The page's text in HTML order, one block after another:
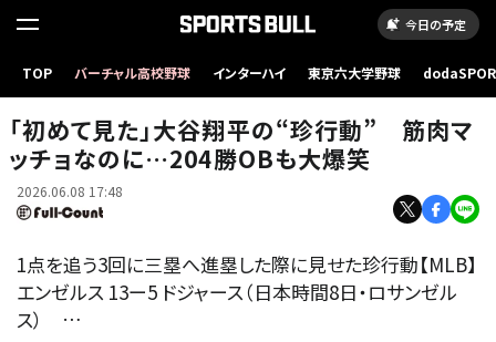
今日の予定
TOP バーチャル高校野球 インターハイ 東京六大学野球
エンゼルス戦に出場したドジャース・大谷翔平【写真：ロイター】
「初めて見た」大谷翔平の“珍行動” 筋肉マ
ッチョなのに…204勝OBも大爆笑
2026.06.08 17:48
1点を追う3回に三塁へ進塁した際に見せた珍行動【MLB】
エンゼルス 13ー5 ドジャース（日本時間8日・ロサンゼル
ス） …